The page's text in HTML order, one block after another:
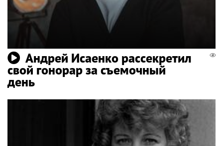
Андрей Исаенко рассекретил
свой гонорар за съемочный
день